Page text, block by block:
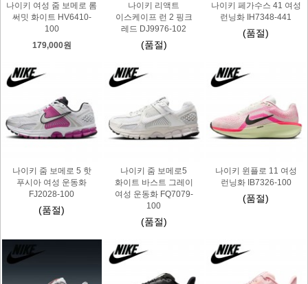
나이키 여성 줌 보메로 롬
써밋 화이트 HV6410-
100
179,000원
나이키 리액트
이스케이프 런 2 핑크
레드 DJ9976-102
(품절)
나이키 페가수스 41 여성
런닝화 IH7348-441
(품절)
나이키 줌 보메로 5 핫
푸시아 여성 운동화
FJ2028-100
(품절)
나이키 줌 보메로5
화이트 바스트 그레이
여성 운동화 FQ7079-
100
(품절)
나이키 윈플로 11 여성
런닝화 IB7326-100
(품절)